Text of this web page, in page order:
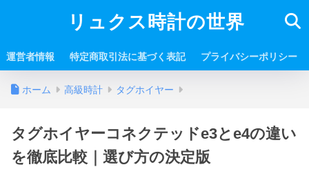
リュクス時計の世界
運営者情報 特定商取引法に基づく表記 プライバシーポリシー
ホーム 高級時計 タグホイヤー
タグホイヤーコネクテッドe3とe4の違い
を徹底比較｜選び方の決定版